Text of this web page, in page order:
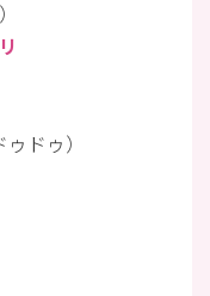
ドゥ）